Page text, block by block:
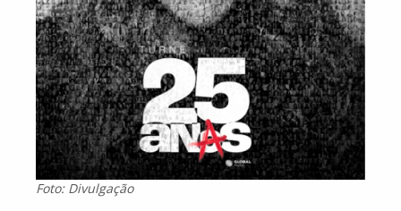
Foto: Divulgação